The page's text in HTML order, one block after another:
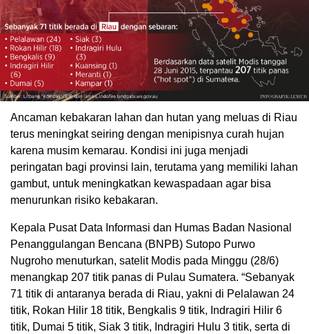
Ancaman kebakaran lahan dan hutan yang meluas di Riau
terus meningkat seiring dengan menipisnya curah hujan
karena musim kemarau. Kondisi ini juga menjadi
peringatan bagi provinsi lain, terutama yang memiliki lahan
gambut, untuk meningkatkan kewaspadaan agar bisa
menurunkan risiko kebakaran.
Kepala Pusat Data Informasi dan Humas Badan Nasional
Penanggulangan Bencana (BNPB) Sutopo Purwo
Nugroho menuturkan, satelit Modis pada Minggu (28/6)
menangkap 207 titik panas di Pulau Sumatera. “Sebanyak
71 titik di antaranya berada di Riau, yakni di Pelalawan 24
titik, Rokan Hilir 18 titik, Bengkalis 9 titik, Indragiri Hilir 6
titik, Dumai 5 titik, Siak 3 titik, Indragiri Hulu 3 titik, serta di